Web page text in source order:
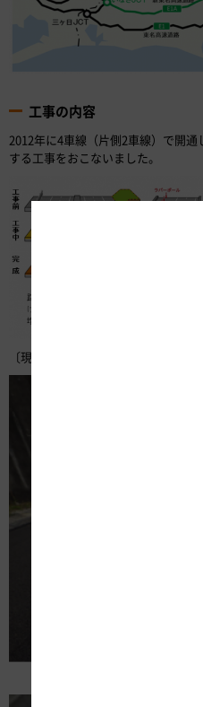
工事の内容
2012年に4車線（片側2車線）で開
する工事をおこないました。
〔現地の完成状況〕